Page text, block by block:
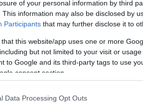
of your personal information by third
This information may also be disclosed by
Participants that may further disclose it to
that this website/app uses one or more
but not limited to your visit or
to Google and its third-party tags to use
consent section.
Data Processing Opt Outs
επενδύσεις σε ενσώματα ή
την ολοκλήρωση του
θα λάβουν οι επιχειρήσεις θα
υπέρ τους, με
συγκεκριμένων κριτηρίων
Τράπεζας Ηπείρου, κ.